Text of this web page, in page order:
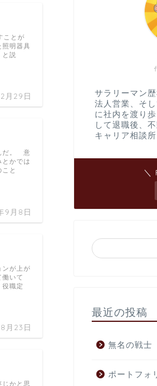
月29日
ことが
明器具
と説
9月8日
だ。 意
かでは
と
月23日
ンが上が
いて
役職定
かと思
Topic
サラリーマン
法人営業、そ
に社内を渡り
して退職後、
キャリア相談
＼
最近の投稿
無名の戦士
ポートフォ